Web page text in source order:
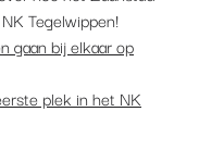
Tegelwippen!
gaan bij elkaar op
plek in het NK